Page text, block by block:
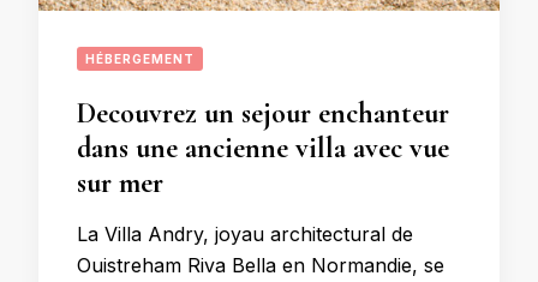
HÉBERGEMENT
Decouvrez un sejour enchanteur
dans une ancienne villa avec vue
sur mer
La Villa Andry, joyau architectural de
Ouistreham Riva Bella en Normandie, se